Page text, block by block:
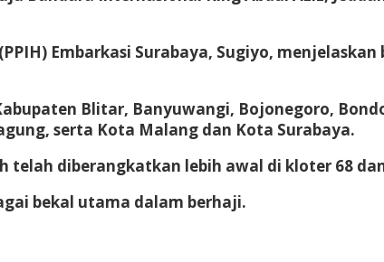
Embarkasi Surabaya, Sugiyo,
Blitar, Banyuwangi, Bojonegoro,
serta Kota Malang dan Kota Surabaya.
diberangkatkan lebih awal di kloter 68
bekal utama dalam berhaji.